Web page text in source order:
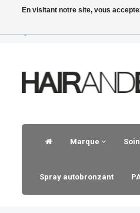
LIVRAISON RAPIDE
Marque
Spray autobronzant
En visitant notre site, vous